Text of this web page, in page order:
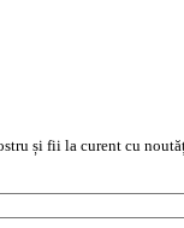
și fii la curent cu